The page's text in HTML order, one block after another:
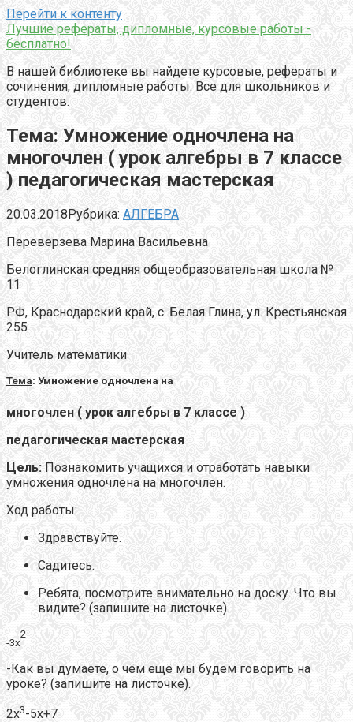
Перейти к контенту
Лучшие рефераты, дипломные, курсовые работы -
бесплатно!
В нашей библиотеке вы найдете курсовые, рефераты и
сочинения, дипломные работы. Все для школьников и
студентов.
Тема: Умножение одночлена на
многочлен ( урок алгебры в 7 классе
) педагогическая мастерская
20.03.2018Рубрика: АЛГЕБРА
Переверзева Марина Васильевна
Белоглинская средняя общеобразовательная школа №
11
РФ, Краснодарский край, с. Белая Глина, ул. Крестьянская
255
Учитель математики
Тема: Умножение одночлена на
многочлен ( урок алгебры в 7 классе )
педагогическая мастерская
Цель: Познакомить учащихся и отработать навыки
умножения одночлена на многочлен.
Ход работы:
Здравствуйте.
Садитесь.
Ребята, посмотрите внимательно на доску. Что вы
видите? (запишите на листочке).
-3x
2
-Как вы думаете, о чём ещё мы будем говорить на
уроке? (запишите на листочке).
2х3-5х+7